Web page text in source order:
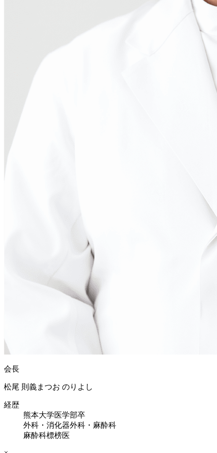
会長
松尾 則義まつお のりよし
経歴
熊本大学医学部卒
外科・消化器外科・麻酔科
麻酔科標榜医